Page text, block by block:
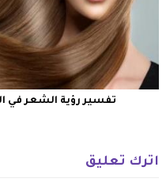
تفسير رؤية الشعر في
اترك تعليق